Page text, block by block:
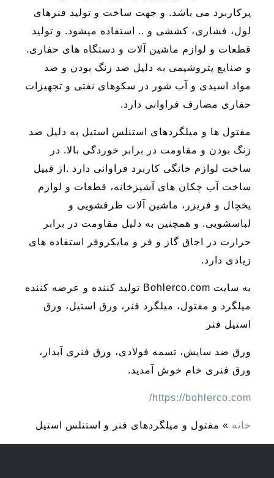
پرکاربرد می باشد. و جهت ساخت و تولید فنرهای
لول، فشاری، کششی و .. استفاده میشود. و تولید
قطعات و لوازم ماشین آلات و دستگاه های حفاری.
و صنایع پتروشیمی به دلیل ضد زنگ بودن و ضد
مواد اسیدی و آب شور در سکوهای نفتی و تجهیزات
حفاری مصارف فراوانی دارد.
مفتول ها و میلگردهای استنلس استیل به دلیل ضد
زنگ بودن و مقاومت در برابر خوردگی بالا. در
ساخت لوازم خانگی کاربرد فراوانی دارد .از قبیل
ساخت آب چکان های آشپزخانه، قطعات و لوازم
یخچال و فریزر، ماشین آلات ظرفشویی و
لباسشویی. و همچنین به دلیل مقاومت در برابر
حرارت در اجاق گاز و فر و مایکروفر استفاده های
زیادی دارد.
به سایت Bohlerco.com تولید کننده و عرضه کننده
میلگرد و مفتول، میلگرد فنر، ورق استیل، ورق
استیل فنر
ورق ضد سایش، تسمه فولادی، ورق فنری آبدار،
ورق فنری خام خوش آمدید.
https://bohlerco.com/
خانه » مفتول و میلگردهای فنر و استنلس استیل